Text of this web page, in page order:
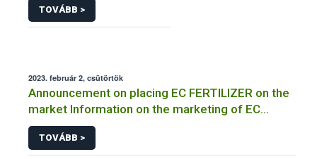
TOVÁBB >
2023. február 2, csütörtök
Announcement on placing EC FERTILIZER on the
market Information on the marketing of EC
FERTILIZER and the application for a certificate
TOVÁBB >